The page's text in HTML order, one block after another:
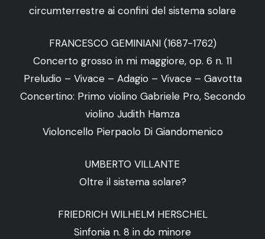
circumterrestre ai confini del sistema solare
FRANCESCO GEMINIANI (1687-1762)
Concerto grosso in mi maggiore, op. 6 n. 11
Preludio – Vivace – Adagio – Vivace – Gavotta
Concertino: Primo violino Gabriele Pro, Secondo
violino Judith Hamza
Violoncello Pierpaolo Di Giandomenico
UMBERTO VILLANTE
Oltre il sistema solare?
FRIEDRICH WILHELM HERSCHEL
Sinfonia n. 8 in do minore